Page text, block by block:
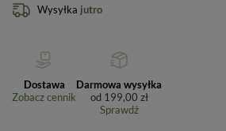
Wysyłka jutro
Dostawa
Zobacz cennik
Darmowa wysyłka
od 199,00 zł
Sprawdź